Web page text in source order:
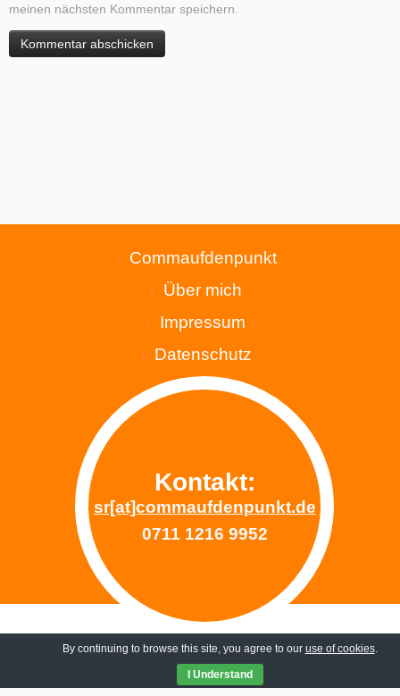
meinen nächsten Kommentar speichern.
Commaufdenpunkt
Über mich
Impressum
Datenschutz
Blog
Cookie policy (EU)
Kontakt:
sr[at]commaufdenpunkt.de
0711 1216 9952
Zum Seitenanfang
By continuing to browse this site, you agree to our use of cookies.
I Understand